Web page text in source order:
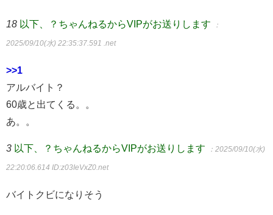
18 以下、？ちゃんねるからVIPがお送りします ：
2025/09/10(水) 22:35:37.591 .net
>>1
アルバイト？
60歳と出てくる。。
あ。。
3 以下、？ちゃんねるからVIPがお送りします ：2025/09/10(水)
22:20:06.614 ID:z03IeVxZ0.net
バイトクビになりそう